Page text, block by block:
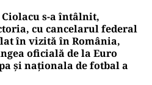
s-a întâlnit,
cu cancelarul federal
în vizită în România,
oficială de la Euro
și naționala de fotbal a